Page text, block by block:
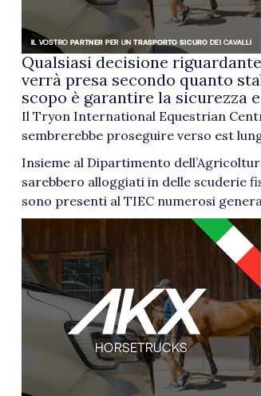
Qualsiasi decisione
verrà presa secondo quanto
scopo è garantire la sicurezza
Il Tryon International Equestrian
sembrerebbe proseguire verso est
Insieme al Dipartimento
sarebbero alloggiati in delle scuderie
sono presenti al TIEC numerosi